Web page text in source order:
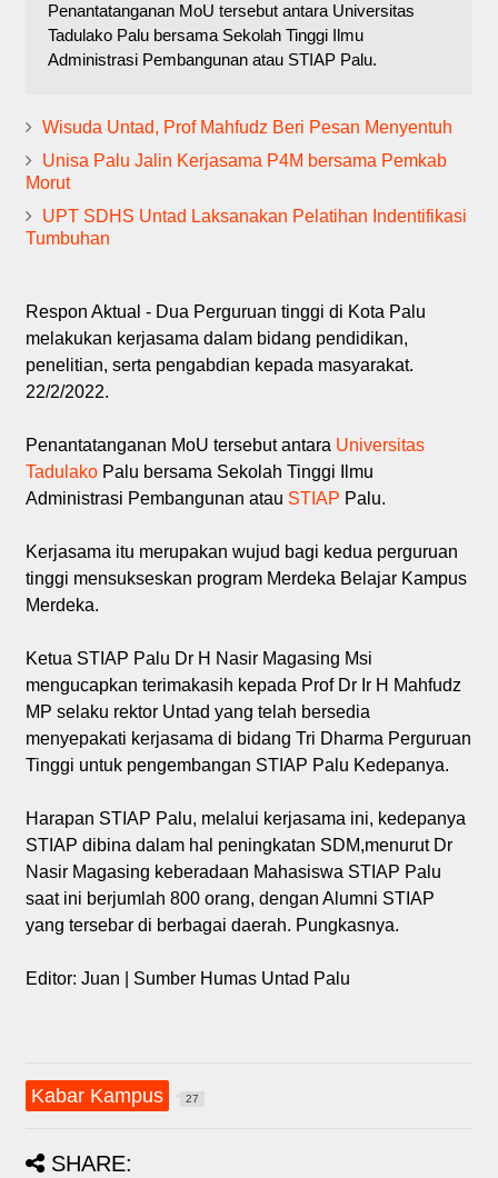
Penantatanganan MoU tersebut antara Universitas
Tadulako Palu bersama Sekolah Tinggi Ilmu
Administrasi Pembangunan atau STIAP Palu.
Wisuda Untad, Prof Mahfudz Beri Pesan Menyentuh
Unisa Palu Jalin Kerjasama P4M bersama Pemkab
Morut
UPT SDHS Untad Laksanakan Pelatihan Indentifikasi
Tumbuhan
Respon Aktual - Dua Perguruan tinggi di Kota Palu
melakukan kerjasama dalam bidang pendidikan,
penelitian, serta pengabdian kepada masyarakat.
22/2/2022.
Penantatanganan MoU tersebut antara Universitas
TadulakoPalu bersama Sekolah Tinggi Ilmu
Administrasi Pembangunan atau STIAP Palu.
Kerjasama itu merupakan wujud bagi kedua perguruan
tinggi mensukseskan program Merdeka Belajar Kampus
Merdeka.
Ketua STIAP Palu Dr H Nasir Magasing Msi
mengucapkan terimakasih kepada Prof Dr Ir H Mahfudz
MP selaku rektor Untad yang telah bersedia
menyepakati kerjasama di bidang Tri Dharma Perguruan
Tinggi untuk pengembangan STIAP Palu Kedepanya.
Harapan STIAP Palu, melalui kerjasama ini, kedepanya
STIAP dibina dalam hal peningkatan SDM,menurut Dr
Nasir Magasing keberadaan Mahasiswa STIAP Palu
saat ini berjumlah 800 orang, dengan Alumni STIAP
yang tersebar di berbagai daerah. Pungkasnya.
Editor: Juan | Sumber Humas Untad Palu
Kabar Kampus 27
SHARE: